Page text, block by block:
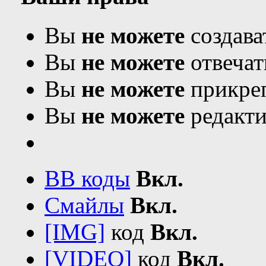
Вы не можете
Вы не можете
Вы не можете
Вы не можете
BB коды Вкл.
Смайлы Вкл.
[IMG] код Вкл.
[VIDEO] код Вкл.